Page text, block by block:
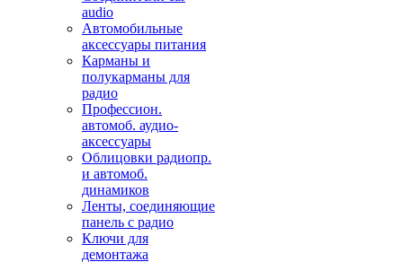
audio
Автомобильные
аксессуары питания
Карманы и
полукарманы для
радио
Профессион.
автомоб. аудио-
аксессуары
Облицовки радиопр.
и автомоб.
динамиков
Ленты, соединяющие
панель с радио
Ключи для
демонтажа